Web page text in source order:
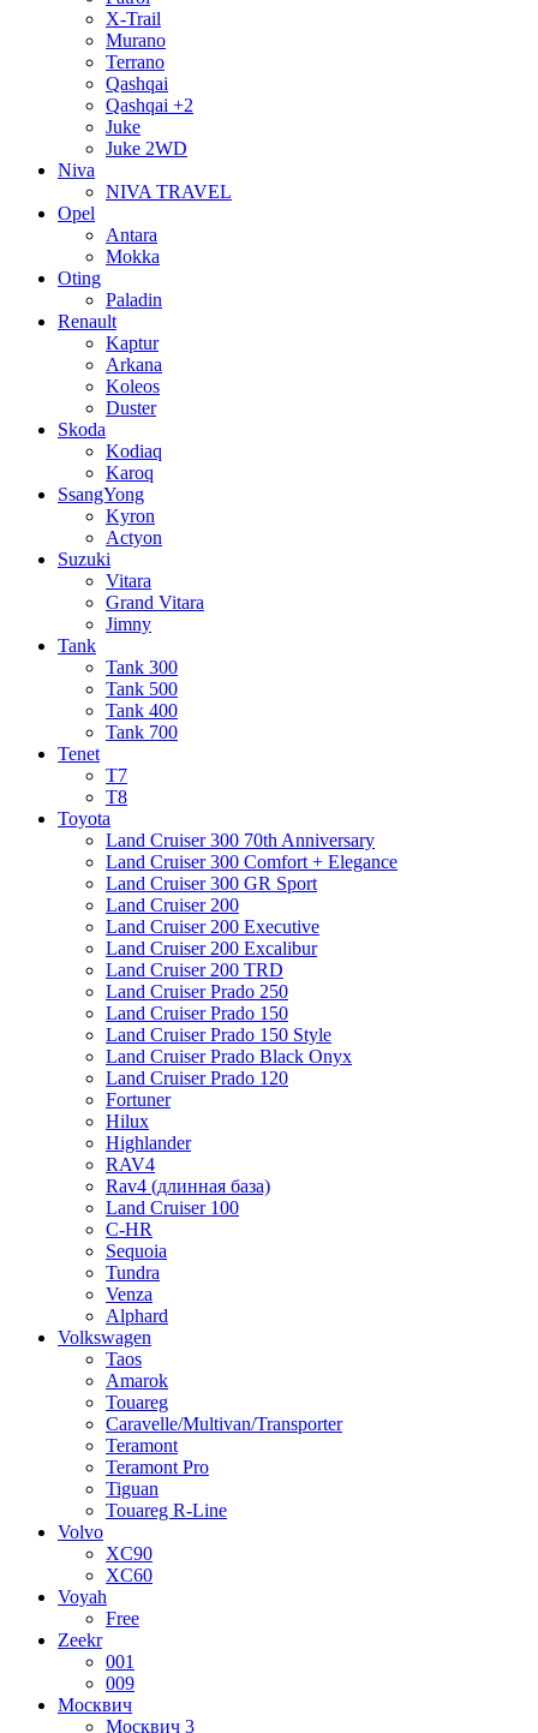
X-Trail
Murano
Terrano
Qashqai
Qashqai +2
Juke
Juke 2WD
Niva
NIVA TRAVEL
Opel
Antara
Mokka
Oting
Paladin
Renault
Kaptur
Arkana
Koleos
Duster
Skoda
Kodiaq
Karoq
SsangYong
Kyron
Actyon
Suzuki
Vitara
Grand Vitara
Jimny
Tank
Tank 300
Tank 500
Tank 400
Tank 700
Tenet
T7
T8
Toyota
Land Cruiser 300 70th Anniversary
Land Cruiser 300 Comfort + Elegance
Land Cruiser 300 GR Sport
Land Cruiser 200
Land Cruiser 200 Executive
Land Cruiser 200 Excalibur
Land Cruiser 200 TRD
Land Cruiser Prado 250
Land Cruiser Prado 150
Land Cruiser Prado 150 Style
Land Cruiser Prado Black Onyx
Land Cruiser Prado 120
Fortuner
Hilux
Highlander
RAV4
Rav4 (длинная база)
Land Cruiser 100
C-HR
Sequoia
Tundra
Venza
Alphard
Volkswagen
Taos
Amarok
Touareg
Caravelle/Multivan/Transporter
Teramont
Teramont Pro
Tiguan
Touareg R-Line
Volvo
XC90
XC60
Voyah
Free
Zeekr
001
009
Москвич
Москвич 3